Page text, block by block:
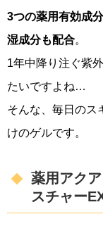
3つの薬用有効成
湿成分も配合。
1年中降り注ぐ紫
たいですよね…
そんな、毎日のス
けのゲルです。
薬用アク
スチャー